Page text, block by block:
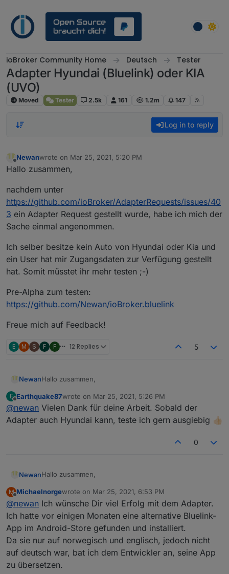
ioBroker Community Home Deutsch Tester
Adapter Hyundai (Bluelink) oder KIA
(UVO)
Moved Tester 2.5k 161 1.2m 147
Log in to reply
Offline
Newanwrote on Mar 25, 2021, 5:20 PM
last edited by
Hallo zusammen,
nachdem unter
https://github.com/ioBroker/AdapterRequests/issues/40
3 ein Adapter Request gestellt wurde, habe ich mich der
Sache einmal angenommen.
Ich selber besitze kein Auto von Hyundai oder Kia und
ein User hat mir Zugangsdaten zur Verfügung gestellt
hat. Somit müsstet ihr mehr testen ;-)
Pre-Alpha zum testen:
https://github.com/Newan/ioBroker.bluelink
Freue mich auf Feedback!
E M S F F 12 Replies 5
NewanHallo zusammen,
nachdem unter
https://github.com/ioBroker/AdapterRequests/issues/4
03ein Adapter Request gestellt wurde, habe ich mich
der Sache einmal angenommen.
Ich selber besitze kein Auto von Hyundai oder Kia und
E Earthquake87wrote on Mar 25, 2021, 5:26 PM
last edited by
@newan Vielen Dank für deine Arbeit. Sobald der
Adapter auch Hyundai kann, teste ich gern ausgiebig 👍🏻
0
NewanHallo zusammen,
nachdem unter
https://github.com/ioBroker/AdapterRequests/issues/4
03ein Adapter Request gestellt wurde, habe ich mich
der Sache einmal angenommen.
Ich selber besitze kein Auto von Hyundai oder Kia und
ein User hat mir Zugangsdaten zur Verfügung gestellt
hat. Somit müsstet ihr mehr testen ;-)
Pre-Alpha zum testen:
https://github.com/Newan/ioBroker.bluelink
Freue mich auf Feedback!
M Michaelnorgewrote on Mar 25, 2021, 6:53 PM
last edited by
@newan Ich wünsche Dir viel Erfolg mit dem Adapter.
Ich hatte vor einigen Monaten eine alternative Bluelink-
App im Android-Store gefunden und installiert.
Da sie nur auf norwegisch und englisch, jedoch nicht
auf deutsch war, bat ich dem Entwickler an, seine App
zu übersetzen.